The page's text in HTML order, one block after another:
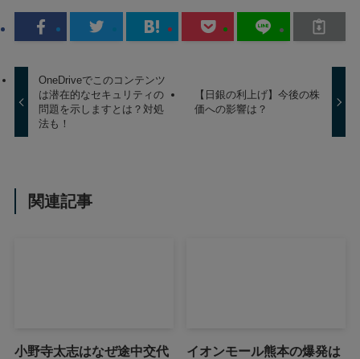
OneDriveでこのコンテンツ
は潜在的なセキュリティの
問題を示しますとは？対処
法も！
【日銀の利上げ】今後の株
価への影響は？
関連記事
小野寺太志はなぜ途中交代
イオンモール熊本の爆発は